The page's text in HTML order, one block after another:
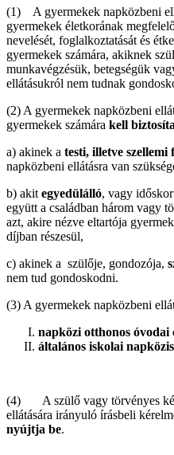
(1) A gyermekek napközbeni
gyermekek életkorának
nevelését, foglalkoztatását és
gyermekek számára, akiknek
munkavégzésük, betegségük
ellátásukról nem tudnak
(2) A gyermekek napközbeni
gyermekek számára kell
a) akinek a testi, illetve szellemi
napközbeni ellátásra van
b) akit egyedülálló, vagy
együtt a családban három vagy
azt, akire nézve eltartója
díjban részesül,
c) akinek a szülője, gondozója,
nem tud gondoskodni.
(3) A gyermekek napközbeni
napközi otthonos óvodai
általános iskolai
(4) A szülő vagy törvényes
ellátására irányuló írásbeli
nyújtja be.